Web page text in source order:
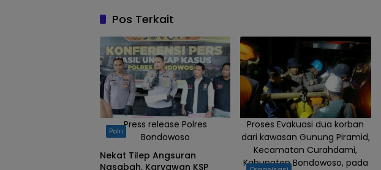
komitmennya
pelopor
qurban
ramah
lingkungan.
Pada Hari
Raya Idul
Adha 1447 H
yang jatuh
pada Rabu
Pos Terkait
Press release Polres
Bondowoso
Polri
Nekat Tilep Angsuran
Nasabah, Karyawan KSP
Proses Evakuasi dua korban
dari kawasan Gunung Piramid,
Kecamatan Curahdami,
Kabupaten Bondowoso, pada